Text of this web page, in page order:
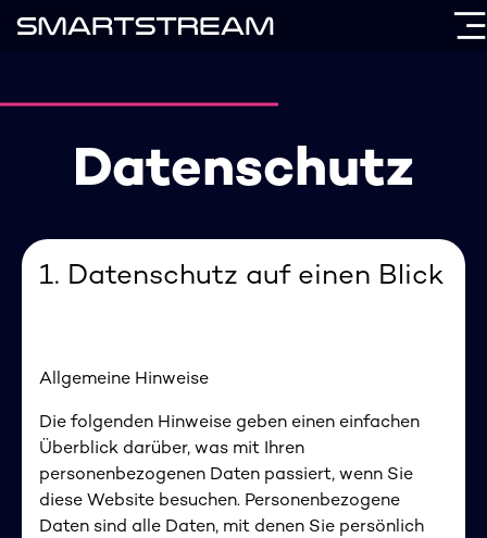
Datenschutz
1. Datenschutz auf einen Blick
Allgemeine Hinweise
Die folgenden Hinweise geben einen einfachen
Überblick darüber, was mit Ihren
personenbezogenen Daten passiert, wenn Sie
diese Website besuchen. Personenbezogene
Daten sind alle Daten, mit denen Sie persönlich